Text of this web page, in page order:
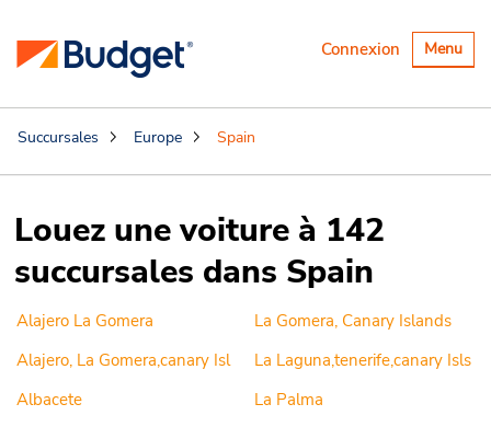
Basculer
la
Menu
Connexion
Succursales Europe Spain
Louez une voiture à 142
succursales dans Spain
Alajero La Gomera
Alajero, La Gomera,canary Isl
Albacete
La Gomera, Canary Islands
La Laguna,tenerife,canary Isls
La Palma